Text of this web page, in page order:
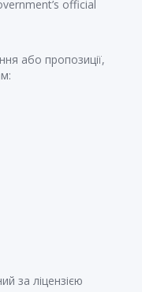
official
або пропозиції,
за ліцензією